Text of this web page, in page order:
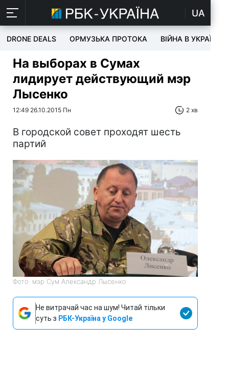
UA
DRONE DEALS ОРМУЗЬКА ПРОТОКА ВІЙНА В УКРАЇНІ
На выборах в Сумах
лидирует действующий мэр
Лысенко
12:49 26.10.2015 Пн 2 хв
В городской совет проходят шесть
партий
Фото: мэр Сум Александр Лысенко
Не витрачай час на шум! Читай тільки
суть з РБК-Україна у Google